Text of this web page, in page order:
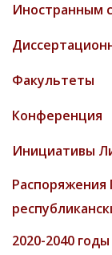
Иностранным
Факультеты
Конференция
Инициативы
Распоряжения
2020-2040